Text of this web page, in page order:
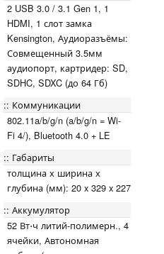
2 USB 3.0 / 3.1 Gen 1, 1
HDMI, 1 слот замка
Kensington, Аудиоразъёмы:
Совмещенный 3.5мм
аудиопорт, картридер: SD,
SDHC, SDXC (до 64 Гб)
Коммуникации
802.11a/b/g/n (a/b/g/n = Wi-
Fi 4/), Bluetooth 4.0 + LE
Габариты
толщина х ширина х
глубина (мм): 20 x 329 x 227
Аккумулятор
52 Вт⋅ч литий-полимерн., 4
ячейки, Автономная